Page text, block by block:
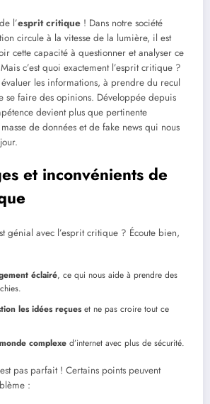
l’esprit critique ! Dans notre société
circule à la vitesse de la lumière, il est
cette capacité à questionner et analyser ce
c’est quoi exactement l’esprit critique ?
évaluer les informations, à prendre du recul
se faire des opinions. Développée depuis
devient plus que pertinente
de données et de fake news qui nous
et inconvénients de
génial avec l’esprit critique ? Écoute bien,
éclairé, ce qui nous aide à prendre des
les idées reçueset ne pas croire tout ce
complexe d’internet avec plus de sécurité.
pas parfait ! Certains points peuvent
: